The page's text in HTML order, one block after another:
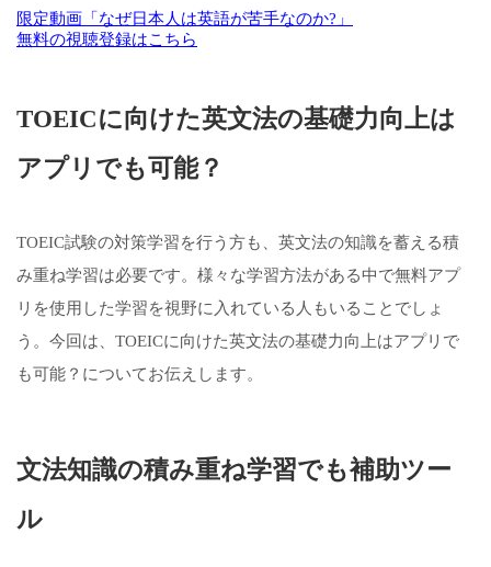
限定動画「なぜ日本人は英語が苦手なのか?」
無料の視聴登録はこちら
TOEICに向けた英文法の基礎力向上は
アプリでも可能？
TOEIC試験の対策学習を行う方も、英文法の知識を蓄える積
み重ね学習は必要です。様々な学習方法がある中で無料アプ
リを使用した学習を視野に入れている人もいることでしょ
う。今回は、TOEICに向けた英文法の基礎力向上はアプリで
も可能？についてお伝えします。
文法知識の積み重ね学習でも補助ツー
ル